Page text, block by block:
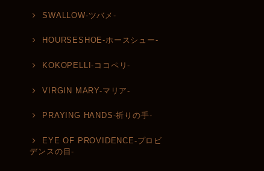
SWALLOW-ツバメ-
HOURSESHOE-ホースシュー-
KOKOPELLI-ココペリ-
VIRGIN MARY-マリア-
PRAYING HANDS-祈りの手-
EYE OF PROVIDENCE-プロビ
デンスの目-